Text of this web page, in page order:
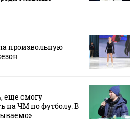
произвольную
еще смогу
на ЧМ по футболу. В